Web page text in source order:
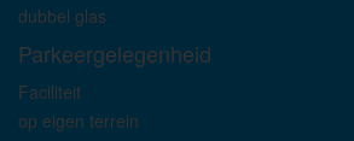
dubbel glas
Parkeergelegenheid
Faciliteit
op eigen terrein